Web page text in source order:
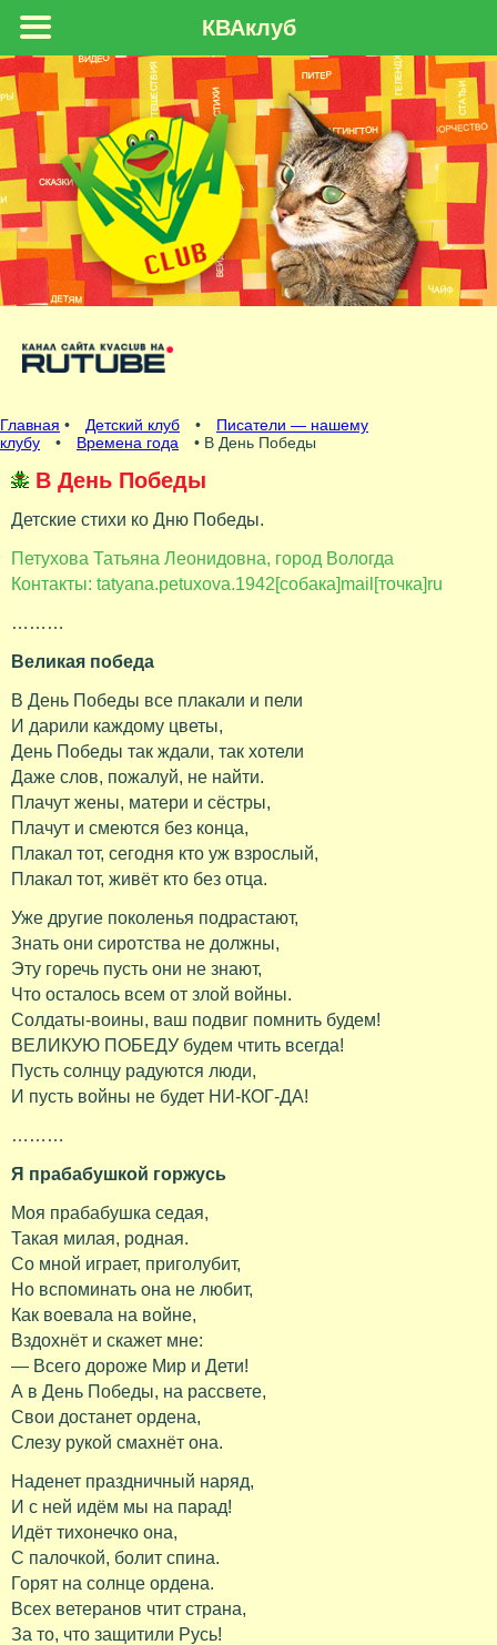
Главная • Детский клуб •
Писатели — нашему
клубу
• Времена года • В День Победы
В День Победы
Детские стихи ко Дню Победы.
Петухова Татьяна Леонидовна, город Вологда
Контакты: tatyana.petuxova.1942[собака]mail[точка]ru
………
Великая победа
В День Победы все плакали и пели
И дарили каждому цветы,
День Победы так ждали, так хотели
Даже слов, пожалуй, не найти.
Плачут жены, матери и сёстры,
Плачут и смеются без конца,
Плакал тот, сегодня кто уж взрослый,
Плакал тот, живёт кто без отца.
Уже другие поколенья подрастают,
Знать они сиротства не должны,
Эту горечь пусть они не знают,
Что осталось всем от злой войны.
Солдаты-воины, ваш подвиг помнить будем!
ВЕЛИКУЮ ПОБЕДУ будем чтить всегда!
Пусть солнцу радуются люди,
И пусть войны не будет НИ-КОГ-ДА!
………
Я прабабушкой горжусь
Моя прабабушка седая,
Такая милая, родная.
Со мной играет, приголубит,
Но вспоминать она не любит,
Как воевала на войне,
Вздохнёт и скажет мне:
— Всего дороже Мир и Дети!
А в День Победы, на рассвете,
Свои достанет ордена,
Слезу рукой смахнёт она.
Наденет праздничный наряд,
И с ней идём мы на парад!
Идёт тихонечко она,
С палочкой, болит спина.
Горят на солнце ордена.
Всех ветеранов чтит страна,
За то, что защитили Русь!
КВАклуб